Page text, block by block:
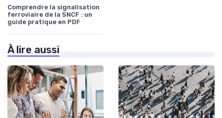
Comprendre la signalisation
ferroviaire de la SNCF : un
guide pratique en PDF
À lire aussi